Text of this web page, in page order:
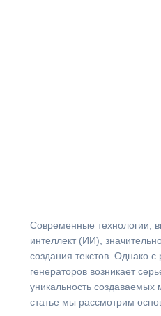
Современные технологии,
интеллект (ИИ),
создания текстов. Однако
генераторов возникает
уникальность
статье мы рассмотрим